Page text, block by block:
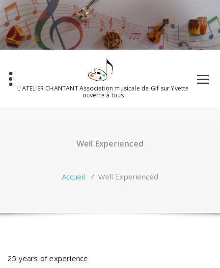
Aller
au
contenu
L'ATELIER CHANTANT Association musicale de Gif sur Yvette
ouverte à tous
Well Experienced
Accueil /Well Experienced
25 years of experience